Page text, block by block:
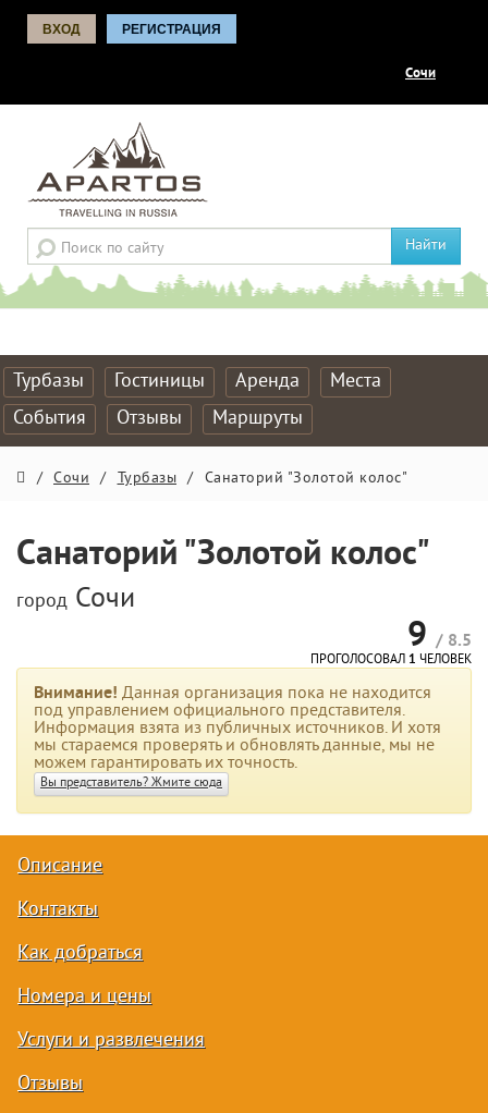
ВХОД РЕГИСТРАЦИЯ
Сочи
Найти
Турбазы Гостиницы Аренда
Места
События
Отзывы Маршруты
/ Сочи / Турбазы / Санаторий "Золотой колос"
Санаторий "Золотой колос"
город Сочи
9 / 8.5
ПРОГОЛОСОВАЛ 1 ЧЕЛОВЕК
Внимание! Данная организация пока не находится
под управлением официального представителя.
Информация взята из публичных источников. И хотя
мы стараемся проверять и обновлять данные, мы не
можем гарантировать их точность.
Вы представитель? Жмите сюда
Описание
Контакты
Как добраться
Номера и цены
Услуги и развлечения
Отзывы